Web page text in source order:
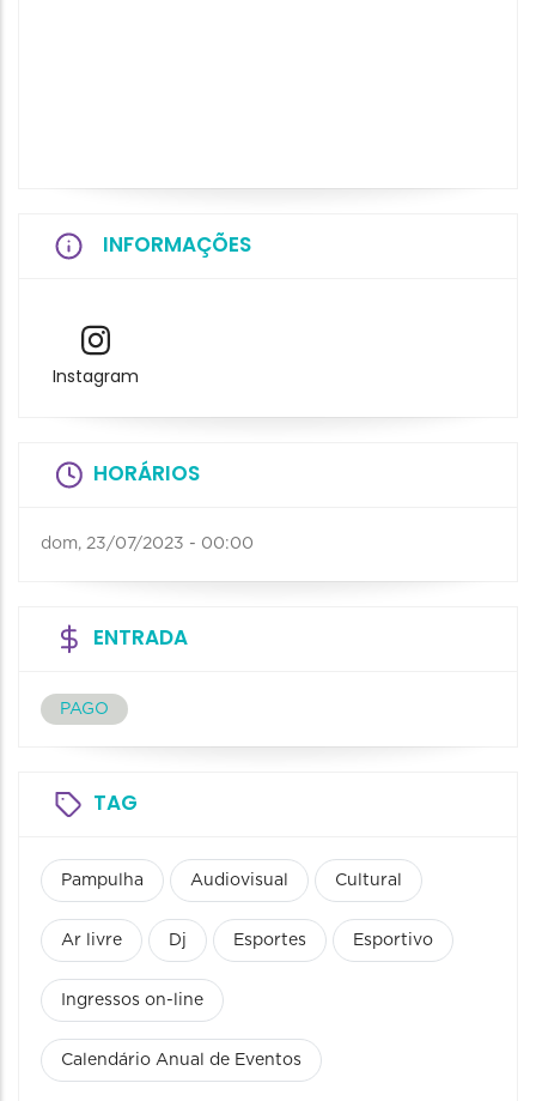
INFORMAÇÕES
Instagram
HORÁRIOS
dom, 23/07/2023 - 00:00
ENTRADA
PAGO
TAG
Pampulha Audiovisual Cultural
Ar livre Dj Esportes Esportivo
Ingressos on-line
Calendário Anual de Eventos